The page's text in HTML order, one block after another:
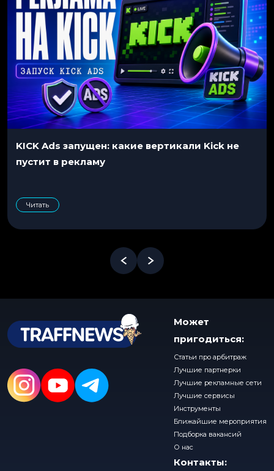
KICK Ads запущен: какие вертикали Kick не
пустит в рекламу
Читать
Может
пригодиться:
Статьи про арбитраж
Лучшие партнерки
Лучшие рекламные сети
Лучшие сервисы
Инструменты
Ближайшие мероприятия
Подборка вакансий
О нас
Контакты: